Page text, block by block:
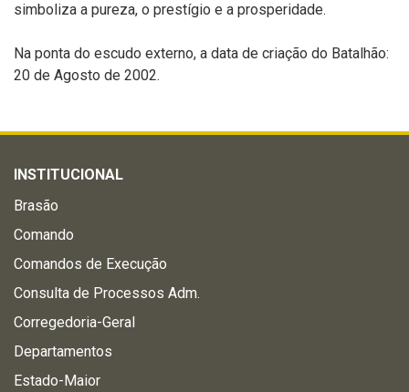
simboliza a pureza, o prestígio e a prosperidade.
Na ponta do escudo externo, a data de criação do Batalhão:
20 de Agosto de 2002.
INSTITUCIONAL
Brasão
Comando
Comandos de Execução
Consulta de Processos Adm.
Corregedoria-Geral
Departamentos
Estado-Maior